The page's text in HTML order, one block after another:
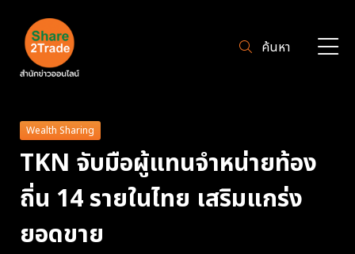
ค้นหา
Wealth Sharing
TKN จับมือผู้แทนจำหน่ายท้อง
ถิ่น 14 รายในไทย เสริมแกร่ง
ยอดขาย